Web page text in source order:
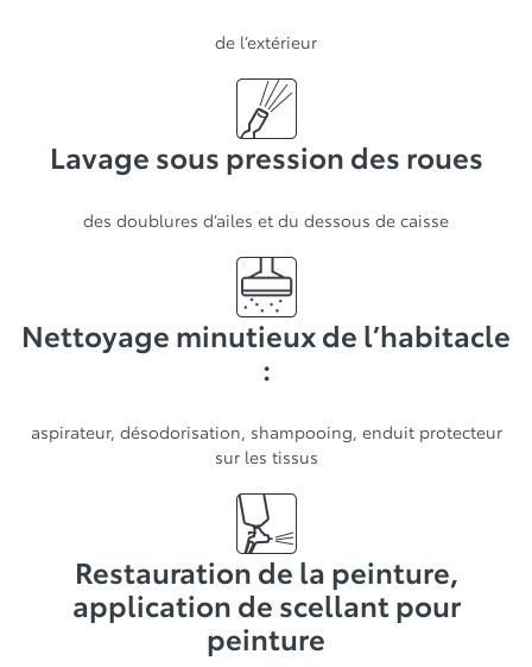
de l’extérieur
Lavage sous pression des roues
des doublures d’ailes et du dessous de caisse
Nettoyage minutieux de l’habitacle
:
aspirateur, désodorisation, shampooing, enduit protecteur
sur les tissus
Restauration de la peinture,
application de scellant pour
peinture